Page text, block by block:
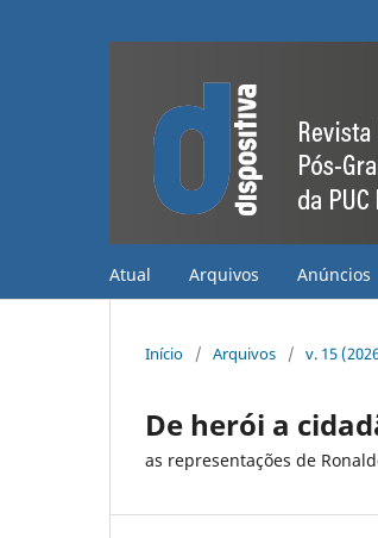
Atual Arquivos Anúncios
Início / Arquivos / v. 15
De herói a
as representações de